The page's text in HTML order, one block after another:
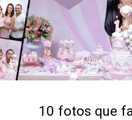
10 fotos que